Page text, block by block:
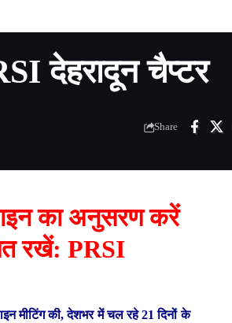
देहरादून चैप्टर
Share
का अनुसरण करें
रखें: PRSI
मीटिंग की, देशभर में चल रहे 21 दिनों के